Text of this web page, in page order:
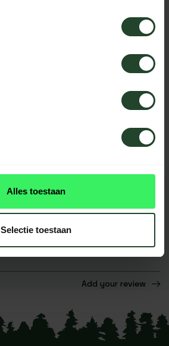
Alles toestaan
Selectie toestaan
reviews
Add your review